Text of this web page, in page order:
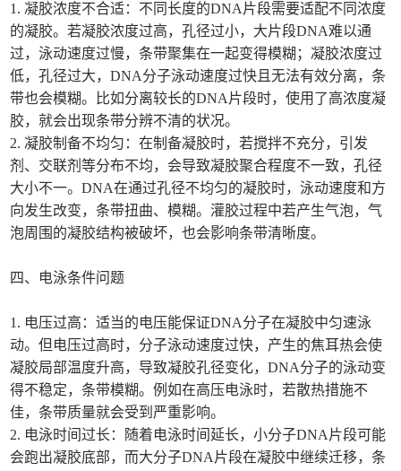
1. 凝胶浓度不合适：不同长度的DNA片段需要适配不同浓度
的凝胶。若凝胶浓度过高，孔径过小，大片段DNA难以通
过，泳动速度过慢，条带聚集在一起变得模糊；凝胶浓度过
低，孔径过大，DNA分子泳动速度过快且无法有效分离，条
带也会模糊。比如分离较长的DNA片段时，使用了高浓度凝
胶，就会出现条带分辨不清的状况。
2. 凝胶制备不均匀：在制备凝胶时，若搅拌不充分，引发
剂、交联剂等分布不均，会导致凝胶聚合程度不一致，孔径
大小不一。DNA在通过孔径不均匀的凝胶时，泳动速度和方
向发生改变，条带扭曲、模糊。灌胶过程中若产生气泡，气
泡周围的凝胶结构被破坏，也会影响条带清晰度。
四、电泳条件问题
1. 电压过高：适当的电压能保证DNA分子在凝胶中匀速泳
动。但电压过高时，分子泳动速度过快，产生的焦耳热会使
凝胶局部温度升高，导致凝胶孔径变化，DNA分子的泳动变
得不稳定，条带模糊。例如在高压电泳时，若散热措施不
佳，条带质量就会受到严重影响。
2. 电泳时间过长：随着电泳时间延长，小分子DNA片段可能
会跑出凝胶底部，而大分子DNA片段在凝胶中继续迁移，条